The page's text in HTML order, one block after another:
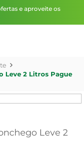
e aproveite os
Leve 2 Litros Pague
Leve 2